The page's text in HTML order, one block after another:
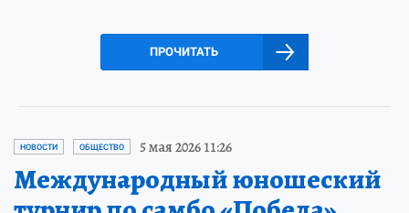
ПРОЧИТАТЬ
НОВОСТИ ОБЩЕСТВО 5 мая 2026 11:26
Международный юношеский